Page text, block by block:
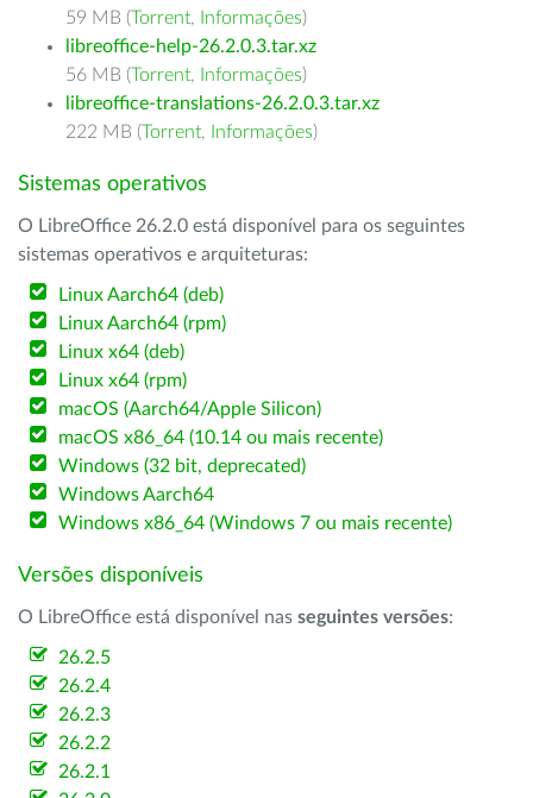
59 MB (Torrent, Informações)
libreoffice-help-26.2.0.3.tar.xz
56 MB (Torrent, Informações)
libreoffice-translations-26.2.0.3.tar.xz
222 MB (Torrent, Informações)
Sistemas operativos
O LibreOffice 26.2.0 está disponível para os seguintes
sistemas operativos e arquiteturas:
Linux Aarch64 (deb)
Linux Aarch64 (rpm)
Linux x64 (deb)
Linux x64 (rpm)
macOS (Aarch64/Apple Silicon)
macOS x86_64 (10.14 ou mais recente)
Windows (32 bit, deprecated)
Windows Aarch64
Windows x86_64 (Windows 7 ou mais recente)
Versões disponíveis
O LibreOffice está disponível nas seguintes versões:
26.2.5
26.2.4
26.2.3
26.2.2
26.2.1